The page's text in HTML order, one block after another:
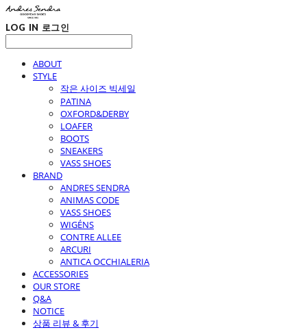
LOG IN 로그인
ABOUT
STYLE
작은 사이즈 빅세일
PATINA
OXFORD&DERBY
LOAFER
BOOTS
SNEAKERS
VASS SHOES
BRAND
ANDRES SENDRA
ANIMAS CODE
VASS SHOES
WIGÉNS
CONTRE ALLEE
ARCURI
ANTICA OCCHIALERIA
ACCESSORIES
OUR STORE
Q&A
NOTICE
상품 리뷰 & 후기